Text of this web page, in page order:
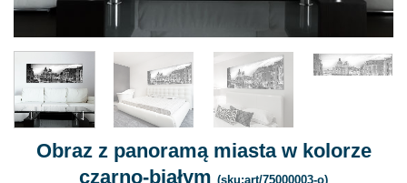
Obraz z panoramą miasta w kolorze
czarno-białym (sku:art/75000003-o)